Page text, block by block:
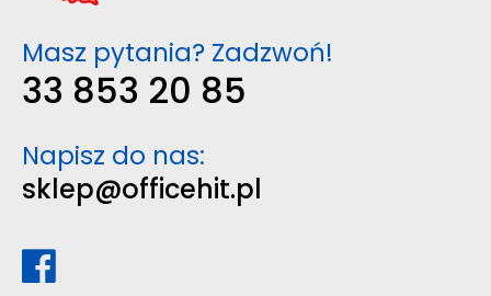
Masz pytania? Zadzwoń!
33 853 20 85
Napisz do nas:
sklep@officehit.pl